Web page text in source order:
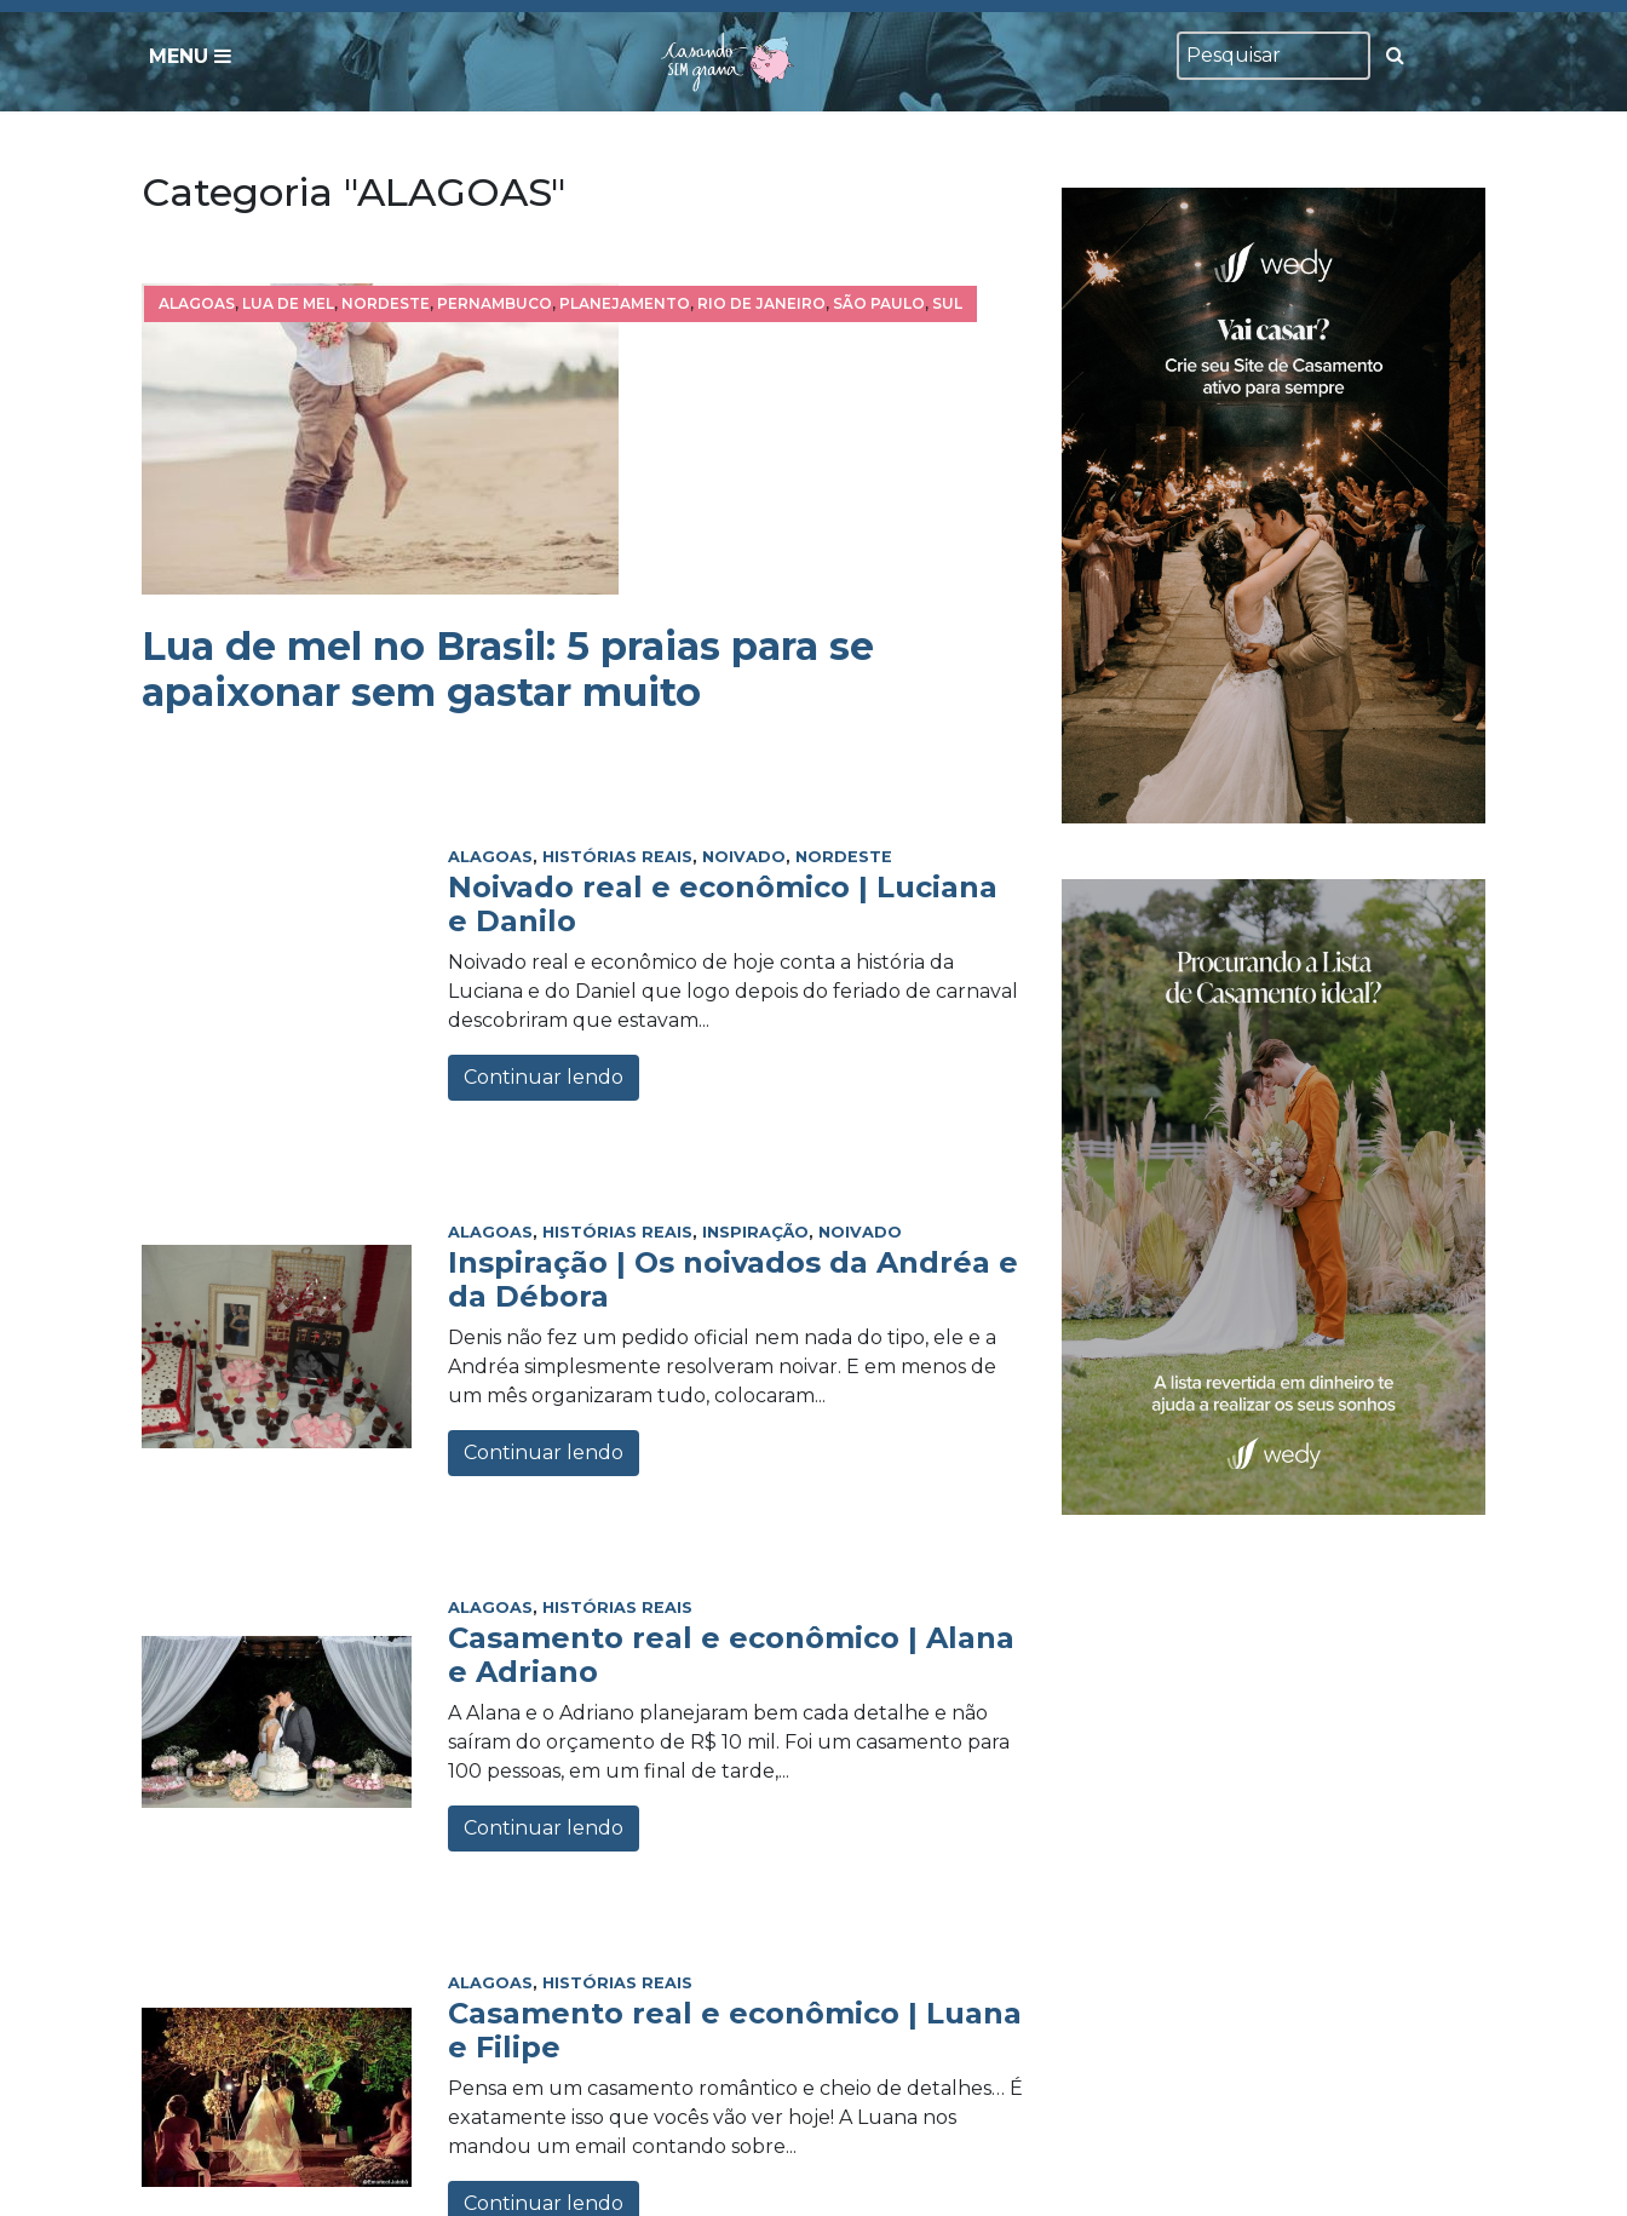
MENU
Categoria "ALAGOAS"
ALAGOAS, LUA DE MEL, NORDESTE, PERNAMBUCO, PLANEJAMENTO, RIO DE JANEIRO, SÃO PAULO, SUL
Lua de mel no Brasil: 5 praias para se
apaixonar sem gastar muito
ALAGOAS, HISTÓRIAS REAIS, NOIVADO, NORDESTE
Noivado real e econômico | Luciana
e Danilo
Noivado real e econômico de hoje conta a história da
Luciana e do Daniel que logo depois do feriado de carnaval
descobriram que estavam...
Continuar lendo
ALAGOAS, HISTÓRIAS REAIS, INSPIRAÇÃO, NOIVADO
Inspiração | Os noivados da Andréa e
da Débora
Denis não fez um pedido oficial nem nada do tipo, ele e a
Andréa simplesmente resolveram noivar. E em menos de
um mês organizaram tudo, colocaram...
Continuar lendo
ALAGOAS, HISTÓRIAS REAIS
Casamento real e econômico | Alana
e Adriano
A Alana e o Adriano planejaram bem cada detalhe e não
saíram do orçamento de R$ 10 mil. Foi um casamento para
100 pessoas, em um final de tarde,...
Continuar lendo
ALAGOAS, HISTÓRIAS REAIS
Casamento real e econômico | Luana
e Filipe
Pensa em um casamento romântico e cheio de detalhes… É
exatamente isso que vocês vão ver hoje! A Luana nos
mandou um email contando sobre...
Continuar lendo